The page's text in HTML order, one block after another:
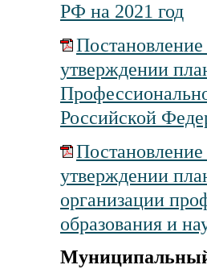
РФ на 2021 год
утверждении
Российской
утверждении
организации
образования и